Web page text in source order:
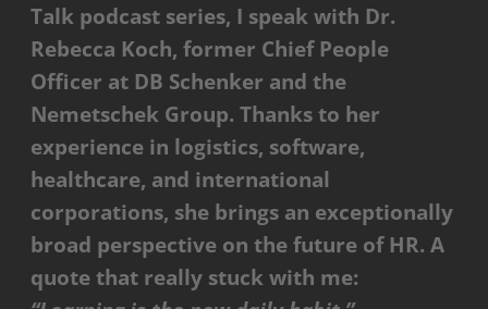
Talk podcast series, I speak with Dr.
Rebecca Koch, former Chief People
Officer at DB Schenker and the
Nemetschek Group. Thanks to her
experience in logistics, software,
healthcare, and international
corporations, she brings an exceptionally
broad perspective on the future of HR. A
quote that really stuck with me: